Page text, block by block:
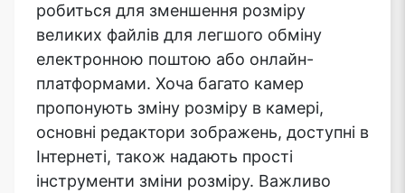
робиться для зменшення розміру
великих файлів для легшого обміну
електронною поштою або онлайн-
платформами. Хоча багато камер
пропонують зміну розміру в камері,
основні редактори зображень, доступні в
Інтернеті, також надають прості
інструменти зміни розміру. Важливо